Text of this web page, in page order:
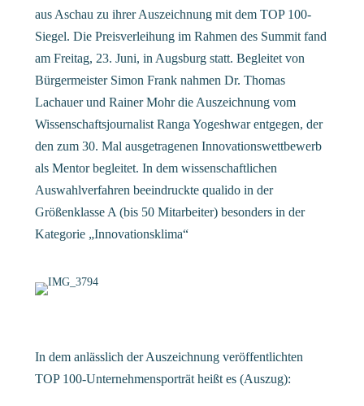
aus Aschau zu ihrer Auszeichnung mit dem TOP 100-
Siegel. Die Preisverleihung im Rahmen des Summit fand
am Freitag, 23. Juni, in Augsburg statt. Begleitet von
Bürgermeister Simon Frank nahmen Dr. Thomas
Lachauer und Rainer Mohr die Auszeichnung vom
Wissenschaftsjournalist Ranga Yogeshwar entgegen, der
den zum 30. Mal ausgetragenen Innovationswettbewerb
als Mentor begleitet. In dem wissenschaftlichen
Auswahlverfahren beeindruckte qualido in der
Größenklasse A (bis 50 Mitarbeiter) besonders in der
Kategorie „Innovationsklima“
In dem anlässlich der Auszeichnung veröffentlichten
TOP 100-Unternehmensporträt heißt es (Auszug):